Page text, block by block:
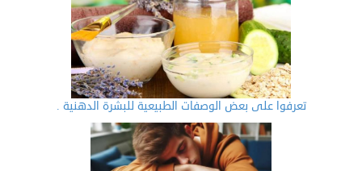
تعرفوا على بعض الوصفات الطبيعية للبشرة الدهنية .